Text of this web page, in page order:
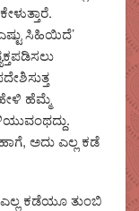
ಸಿಹಿಯಿದೆ’
ಹೆಮ್ಮೆ
ಅದು ಎಲ್ಲ ಕಡೆ
ಕಡೆಯೂ ತುಂಬಿ